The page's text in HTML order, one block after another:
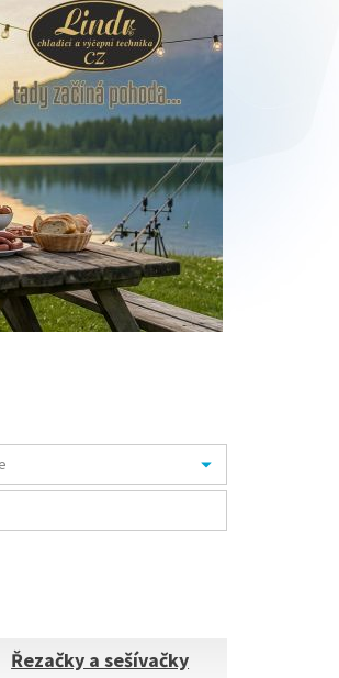
Řezačky a sešívačky